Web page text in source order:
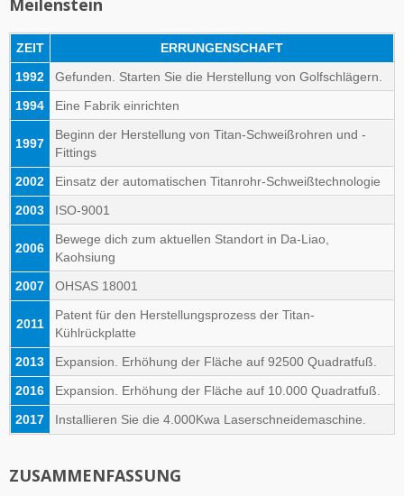
Meilenstein
ZEIT
ERRUNGENSCHAFT
1992
Gefunden. Starten Sie die Herstellung von Golfschlägern.
1994
Eine Fabrik einrichten
1997
Beginn der Herstellung von Titan-Schweißrohren und -
Fittings
2002
Einsatz der automatischen Titanrohr-Schweißtechnologie
2003
ISO-9001
2006
Bewege dich zum aktuellen Standort in Da-Liao,
Kaohsiung
2007
OHSAS 18001
2011
Patent für den Herstellungsprozess der Titan-
Kühlrückplatte
2013
Expansion. Erhöhung der Fläche auf 92500 Quadratfuß.
2016
Expansion. Erhöhung der Fläche auf 10.000 Quadratfuß.
2017
Installieren Sie die 4.000Kwa Laserschneidemaschine.
ZUSAMMENFASSUNG